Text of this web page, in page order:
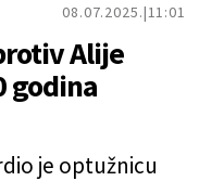
08.07.2025. 11:01
Alije
godina
je optužnicu